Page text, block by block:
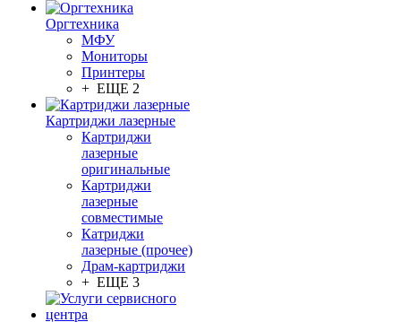
Оргтехника
МФУ
Мониторы
Принтеры
+ ЕЩЕ 2
Картриджи лазерные
Картриджи
лазерные
оригинальные
Картриджи
лазерные
совместимые
Катриджи
лазерные (прочее)
Драм-картриджи
+ ЕЩЕ 3